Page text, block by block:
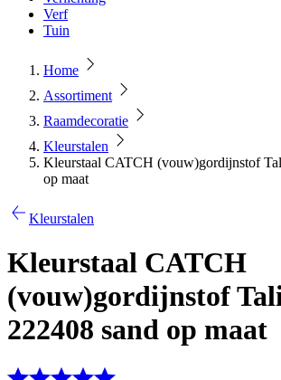
Verf
Tuin
Home
Assortiment
Raamdecoratie
Kleurstalen
Kleurstaal CATCH (vouw)gordijnstof
op maat
Kleurstalen
Kleurstaal CATCH
(vouw)gordijnstof
222408 sand op maat